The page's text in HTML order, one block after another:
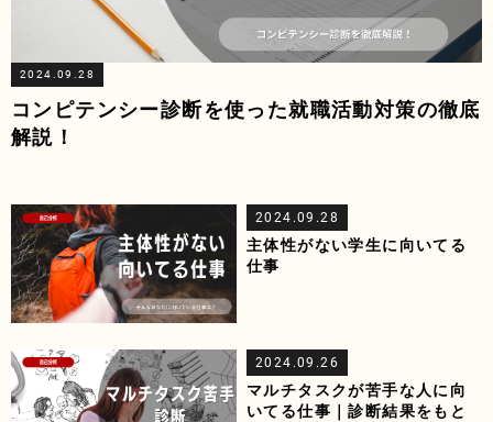
2024.09.28
コンピテンシー診断を使った就職活動対策の徹底
解説！
2024.09.28
主体性がない学生に向いてる
仕事
2024.09.26
マルチタスクが苦手な人に向
いてる仕事｜診断結果をもと